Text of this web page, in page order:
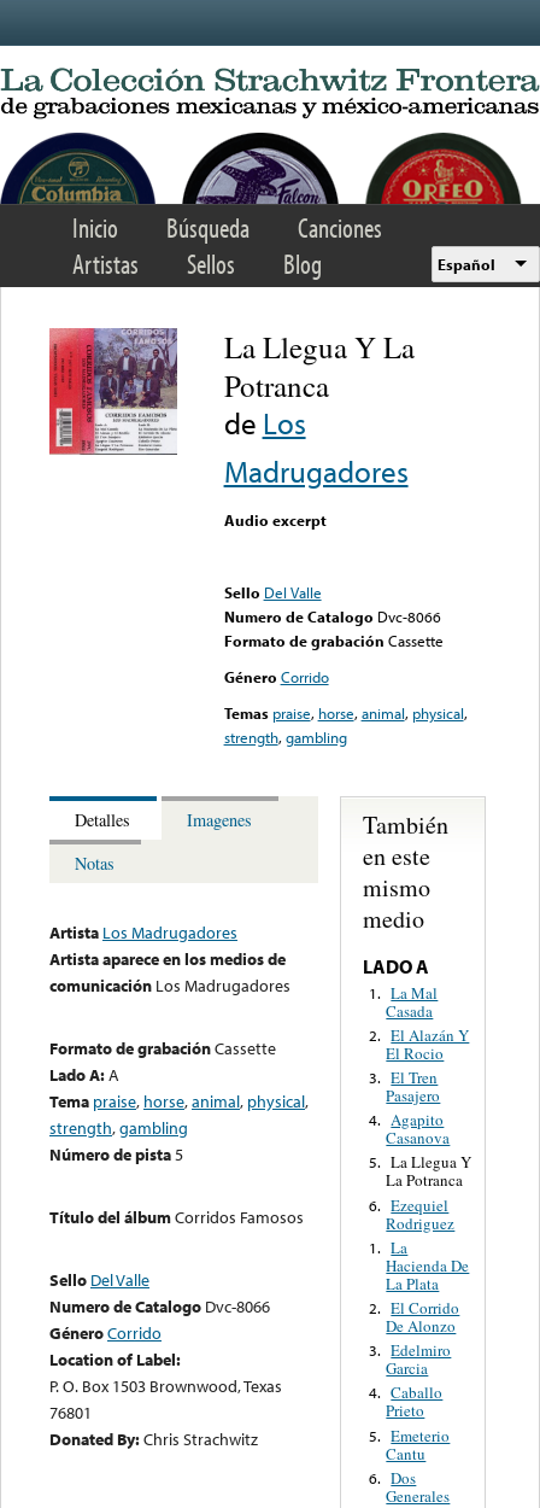
Inicio Búsqueda
Canciones
Artistas
Sellos Blog Español
La Llegua Y La
Potranca
de Los
Madrugadores
Audio excerpt
Sello Del Valle
Numero de Catalogo Dvc-8066
Formato de grabación Cassette
Género Corrido
Temas praise, horse,animal, physical,
strength,gambling
Detalles
Imagenes
Notas
Artista Los Madrugadores
Artista aparece en los medios de
comunicación Los Madrugadores
Formato de grabaciónCassette
Lado A:A
Tema praise, horse,animal, physical,
strength,gambling
Número de pista5
Título del álbumCorridos Famosos
Sello Del Valle
Numero de Catalogo Dvc-8066
GéneroCorrido
Location of Label:
P. O. Box 1503 Brownwood, Texas
76801
Donated By:Chris Strachwitz
También
en este
mismo
medio
LADO A
1. La Mal
Casada
2. El Alazán Y
El Rocio
3. El Tren
Pasajero
4. Agapito
Casanova
5. La Llegua Y
La Potranca
6. Ezequiel
Rodriguez
1. La
Hacienda De
La Plata
2. El Corrido
De Alonzo
3. Edelmiro
Garcia
4. Caballo
Prieto
5. Emeterio
Cantu
6. Dos
Generales